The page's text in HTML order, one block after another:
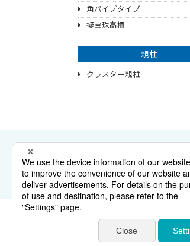
角パイプタイプ
擬宝珠高欄
親柱
クラスター親柱
製品に関するお問い合わ
サイトマップ